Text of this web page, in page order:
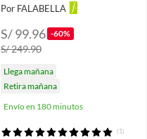
Por FALABELLA
S/ 99.96 -60%
S/ 249.90
Llega mañana
Retira mañana
Envío en 180 minutos
(1)